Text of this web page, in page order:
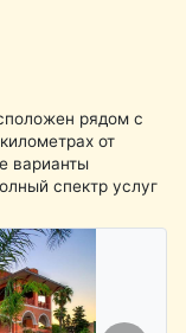
рядом с
от
варианты
спектр услуг